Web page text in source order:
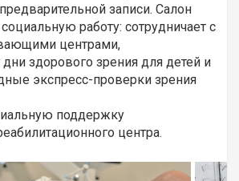
записи. Салон
работу: сотрудничает с
центрами,
здорового зрения для детей и
экспресс-проверки зрения
поддержку
центра.